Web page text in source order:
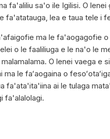
fa'aliliu sa'o ile Igilisi. O
fa'atatauga, lea e taua tele i
ma le fa'aogagofie
o le faaliliuga e le na'o le
O lenei vaega e
ma le faʻaogaina o
fa'ata'ita'iina ai le tulaga
fa'alalolagi.